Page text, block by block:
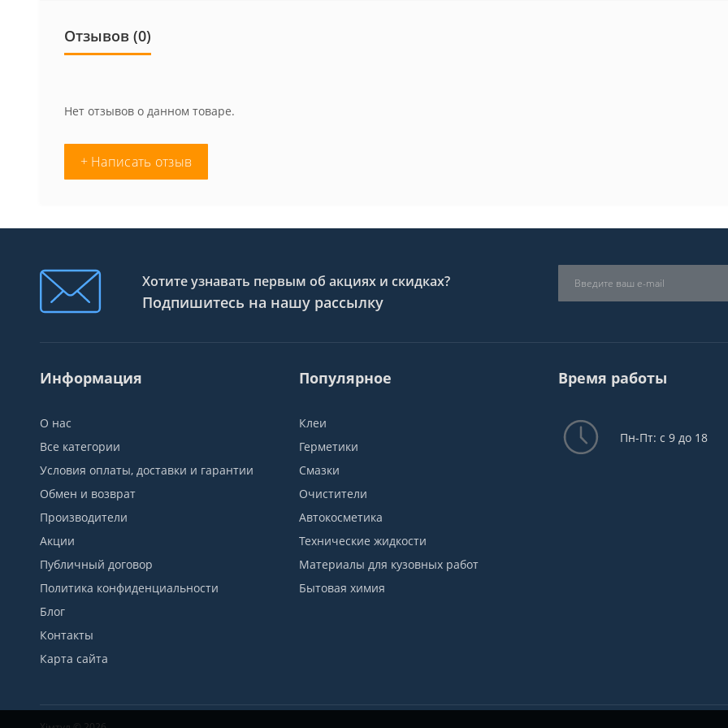
Отзывов (0)
Нет отзывов о данном товаре.
+ Написать отзыв
Хотите узнавать первым об акциях и скидках?
Подпишитесь на нашу рассылку
Информация
О нас
Все категории
Условия оплаты, доставки и гарантии
Обмен и возврат
Производители
Акции
Публичный договор
Политика конфиденциальности
Блог
Контакты
Карта сайта
Популярное
Клеи
Герметики
Смазки
Очистители
Автокосметика
Технические жидкости
Материалы для кузовных работ
Бытовая химия
Время работы
Пн-Пт: с 9 до 18